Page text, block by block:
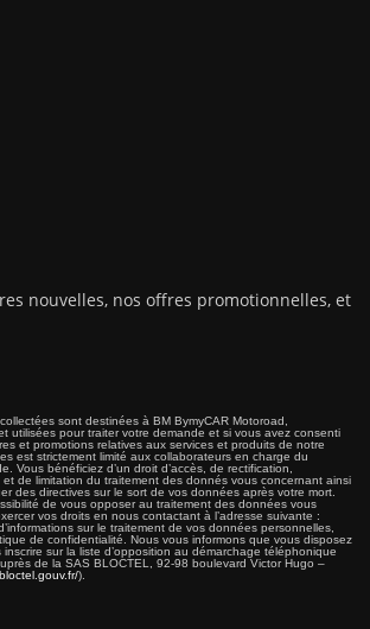
nouvelles, nos offres promotionnelles, et
sont destinées à BM BymyCAR Motoroad,
utilisées pour traiter votre demande et si vous avez consenti
et promotions relatives aux services et produits de notre
est strictement limité aux collaborateurs en charge du
Vous bénéficiez d’un droit d’accès, de rectification,
et de limitation du traitement des donnés vous concernant ainsi
des directives sur le sort de vos données après votre mort.
de vous opposer au traitement des données vous
vos droits en nous contactant à l’adresse suivante :
sur le traitement de vos données personnelles,
de confidentialité. Nous vous informons que vous disposez
sur la liste d’opposition au démarchage téléphonique
de la SAS BLOCTEL, 92-98 boulevard Victor Hugo –
).